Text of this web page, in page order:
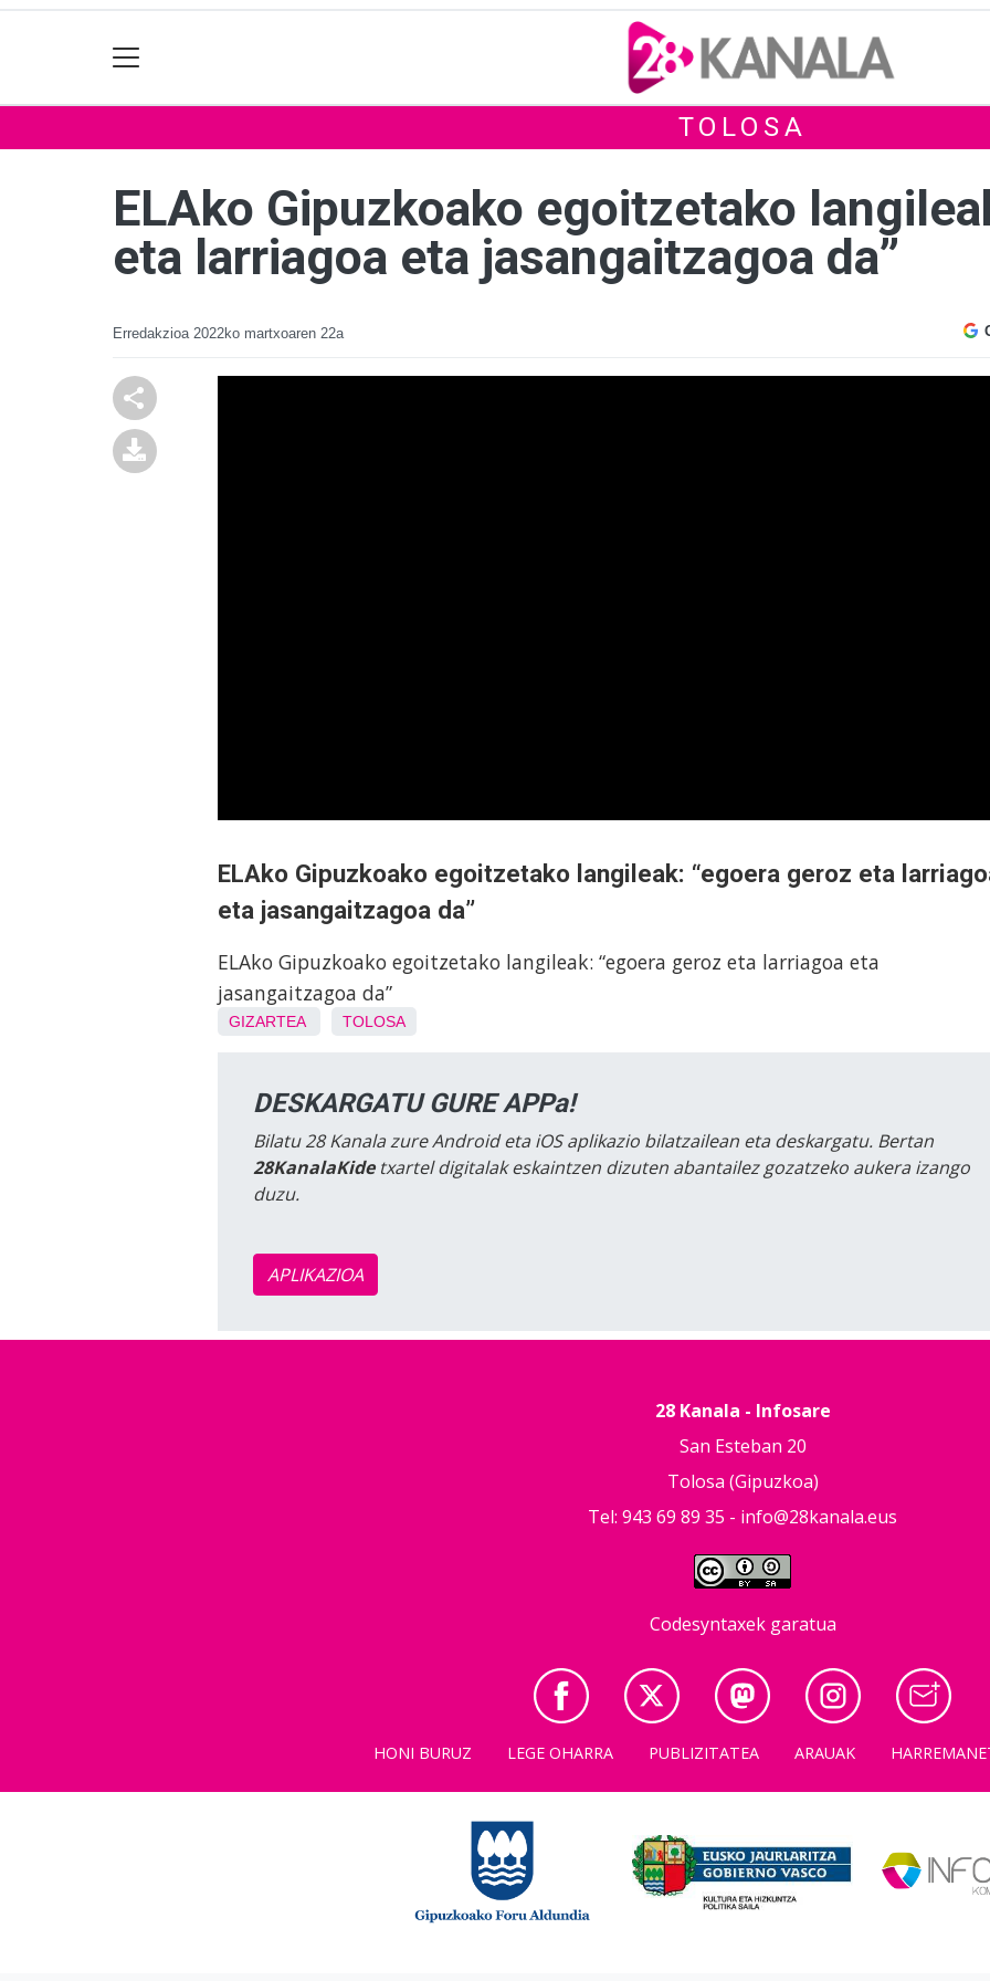
TOLOSA
ELAko Gipuzkoako egoitzetako
eta larriagoa eta jasangaitzagoa da”
Erredakzioa 2022ko martxoaren 22a
ELAko Gipuzkoako egoitzetako langileak: “egoera geroz eta
eta jasangaitzagoa da”
ELAko Gipuzkoako egoitzetako langileak: “egoera geroz eta larriagoa eta
jasangaitzagoa da”
GIZARTEA TOLOSA
DESKARGATU GURE APPa!
Bilatu 28 Kanala zure Android eta iOS aplikazio bilatzailean eta deskargatu. Bertan
28KanalaKidetxartel digitalak eskaintzen dizuten abantailez gozatzeko aukera izango
duzu.
APLIKAZIOA
28 Kanala - Infosare
San Esteban 20
Tolosa (Gipuzkoa)
Tel: 943 69 89 35 - info@28kanala.eus
Codesyntaxek garatua
HONI BURUZ LEGE OHARRA PUBLIZITATEA ARAUAK